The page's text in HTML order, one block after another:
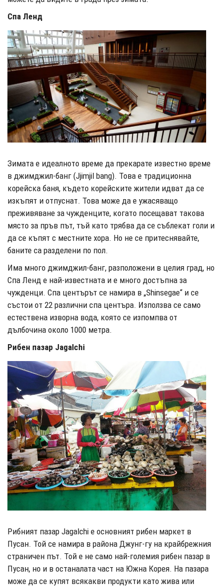
Спа Ленд
Зимата е идеалното време да прекарате известно време
в джимджил-банг (Jjimjil bang). Това е традиционна
корейска баня, където корейските жители идват да се
изкъпят и отпуснат. Това може да е ужасяващо
преживяване за чужденците, когато посещават такова
място за пръв път, тъй като трябва да се съблекат голи и
да се къпят с местните хора. Но не се притеснявайте,
баните са разделени по пол.
Има много джимджил-банг, разположени в целия град, но
Спа Ленд е най-известната и е много достъпна за
чужденци. Спа центърът се намира в „Shinsegae“ и се
състои от 22 различни спа центъра. Използва се само
естествена изворна вода, която се изпомпва от
дълбочина около 1000 метра.
Рибен пазар Jagalchi
Рибният пазар Jagalchi е основният рибен маркет в
Пусан. Той се намира в района Джунг-гу на крайбрежния
страничен път. Той е не само най-големия рибен пазар в
Пусан, но и в останалата част на Южна Корея. На пазара
може да се купят всякакви продукти като жива или